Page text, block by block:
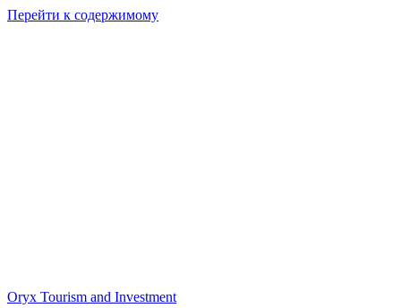
Перейти к содержимому
Oryx Tourism and Investment